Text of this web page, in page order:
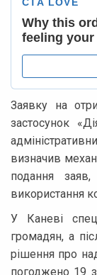
Заявку на
застосунок
визначив
подання
використання
У Каневі
громадян, а
рішення про
погоджено 19